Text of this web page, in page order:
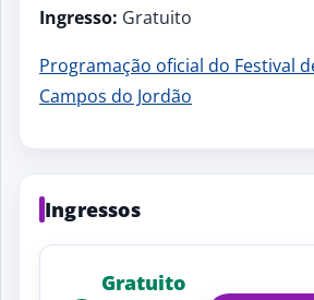
Ingresso: Gratuito
Programação oficial do Festival
Campos do Jordão
Ingressos
Gratuito